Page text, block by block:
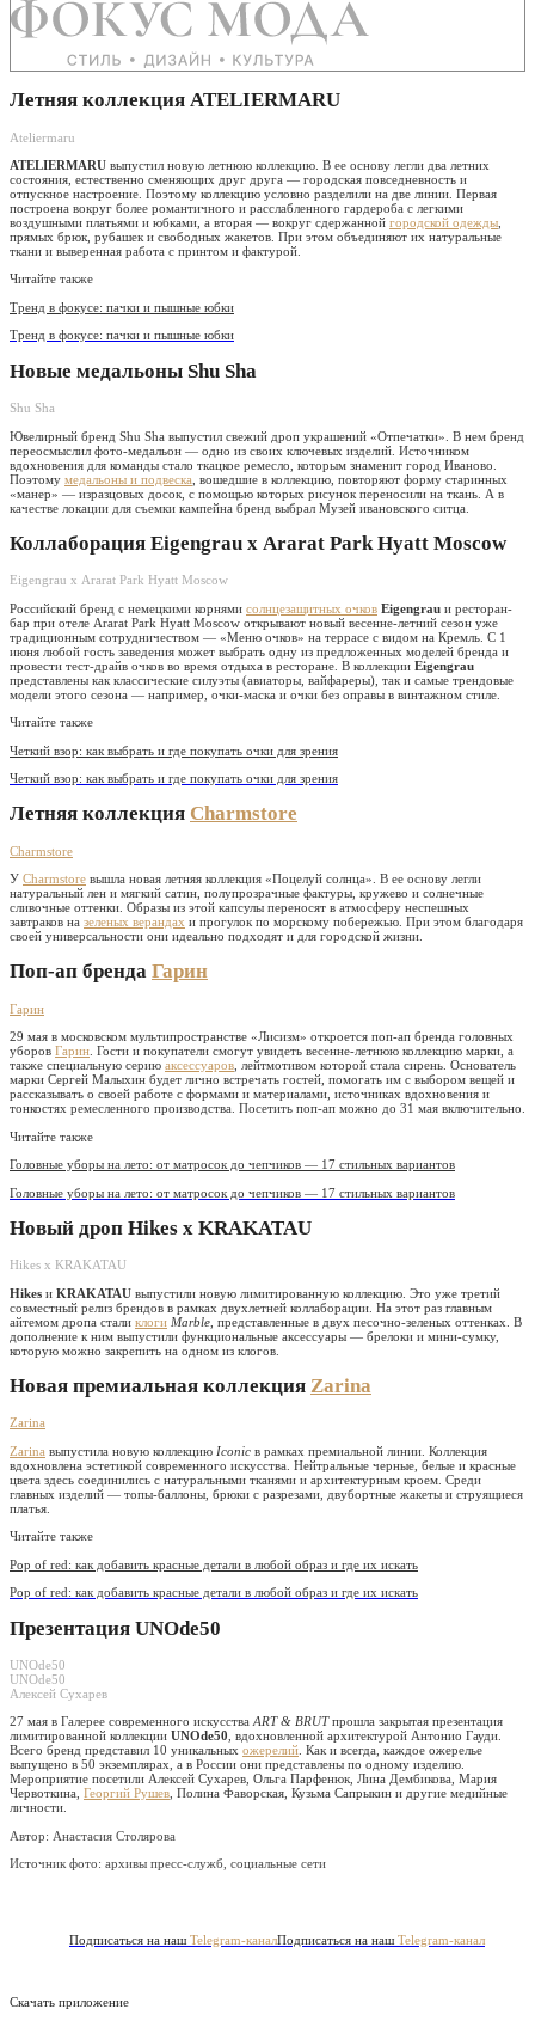
Летняя коллекция ATELIERMARU
Ateliermaru
ATELIERMARU выпустил новую летнюю коллекцию. В ее основу легли два летних
состояния, естественно сменяющих друг друга — городская повседневность и
отпускное настроение. Поэтому коллекцию условно разделили на две линии. Первая
построена вокруг более романтичного и расслабленного гардероба с легкими
воздушными платьями и юбками, а вторая — вокруг сдержанной городской одежды
прямых брюк, рубашек и свободных жакетов. При этом объединяют их натуральные
ткани и выверенная работа с принтом и фактурой.
Читайте также
Тренд в фокусе: пачки и пышные юбки
Тренд в фокусе: пачки и пышные юбки
Новые медальоны Shu Sha
Shu Sha
Ювелирный бренд Shu Sha выпустил свежий дроп украшений «Отпечатки». В нем бренд
переосмыслил фото-медальон — одно из своих ключевых изделий. Источником
вдохновения для команды стало ткацкое ремесло, которым знаменит город Иваново.
Поэтому медальоны и подвеска , вошедшие в коллекцию, повторяют форму старинных
«манер» — изразцовых досок, с помощью которых рисунок переносили на ткань. А в
качестве локации для съемки кампейна бренд выбрал Музей ивановского ситца.
Коллаборация Eigengrau х Ararat Park Hyatt Moscow
Eigengrau х Ararat Park Hyatt Moscow
Российский бренд с немецкими корнями солнцезащитных очков Eigengrau и ресторан-
бар при отеле Ararat Park Hyatt Moscow открывают новый весенне-летний сезон уже
традиционным сотрудничеством — «Меню очков» на террасе с видом на Кремль. С 1
июня любой гость заведения может выбрать одну из предложенных моделей бренда и
провести тест-драйв очков во время отдыха в ресторане. В коллекции Eigengrau
представлены как классические силуэты (авиаторы, вайфареры), так и самые трендовые
модели этого сезона — например, очки-маска и очки без оправы в винтажном стиле.
Читайте также
Четкий взор: как выбрать и где покупать очки для зрения
Четкий взор: как выбрать и где покупать очки для зрения
Летняя коллекция Charmstore
Charmstore
У Charmstore вышла новая летняя коллекция «Поцелуй солнца». В ее основу легли
натуральный лен и мягкий сатин, полупрозрачные фактуры, кружево и солнечные
сливочные оттенки. Образы из этой капсулы переносят в атмосферу неспешных
завтраков на зеленых верандах и прогулок по морскому побережью. При этом благодаря
своей универсальности они идеально подходят и для городской жизни.
Поп-ап бренда Гарин
Гарин
29 мая в московском мультипространстве «Лисизм» откроется поп-ап бренда головных
уборов Гарин . Гости и покупатели смогут увидеть весенне-летнюю коллекцию марки, а
также специальную серию аксессуаров , лейтмотивом которой стала сирень. Основатель
марки Сергей Малыхин будет лично встречать гостей, помогать им с выбором вещей и
рассказывать о своей работе с формами и материалами, источниках вдохновения и
тонкостях ремесленного производства. Посетить поп-ап можно до 31 мая включительно.
Читайте также
Головные уборы на лето: от матросок до чепчиков — 17 стильных вариантов
Головные уборы на лето: от матросок до чепчиков — 17 стильных вариантов
Новый дроп Hikes х KRAKATAU
Hikes х KRAKATAU
Hikes и KRAKATAU выпустили новую лимитированную коллекцию. Это уже третий
совместный релиз брендов в рамках двухлетней коллаборации. На этот раз главным
айтемом дропа стали клоги Marble , представленные в двух песочно-зеленых оттенках. В
дополнение к ним выпустили функциональные аксессуары — брелоки и мини-сумку,
которую можно закрепить на одном из клогов.
Новая премиальная коллекция Zarina
Zarina
Zarina выпустила новую коллекцию Iconic в рамках премиальной линии. Коллекция
вдохновлена эстетикой современного искусства. Нейтральные черные, белые и красные
цвета здесь соединились с натуральными тканями и архитектурным кроем. Среди
главных изделий — топы-баллоны, брюки с разрезами, двубортные жакеты и струящиеся
платья.
Читайте также
Pop of red: как добавить красные детали в любой образ и где их искать
Pop of red: как добавить красные детали в любой образ и где их искать
Презентация UNOde50
UNOde50
UNOde50
Алексей Сухарев
27 мая в Галерее современного искусства ART & BRUTпрошла закрытая презентация
лимитированной коллекции UNOde50 , вдохновленной архитектурой Антонио Гауди.
Всего бренд представил 10 уникальных ожерелий . Как и всегда, каждое ожерелье
выпущено в 50 экземплярах, а в России они представлены по одному изделию.
Мероприятие посетили Алексей Сухарев, Ольга Парфенюк, Лина Дембикова, Мария
Червоткина, Георгий Рушев , Полина Фаворская, Кузьма Сапрыкин и другие медийные
личности.
Автор: Анастасия Столярова
Источник фото: архивы пресс-служб, социальные сети
Подписаться на наш Telegram-каналПодписаться на наш Telegram-канал
Скачать приложение